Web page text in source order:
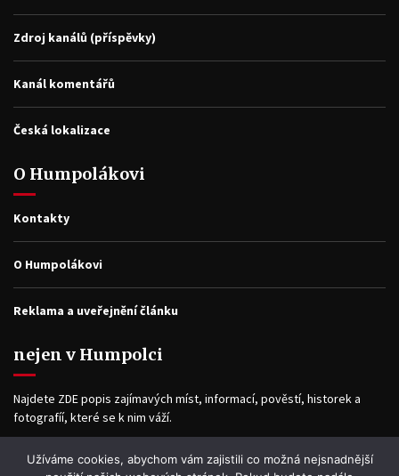
Zdroj kanálů (příspěvky)
Kanál komentářů
Česká lokalizace
O Humpolákovi
Kontakty
O Humpolákovi
Reklama a uveřejnění článku
nejen v Humpolci
Najdete ZDE popis zajímavých míst, informací, pověstí, historek a
fotografíí, které se k nim váží.
Užíváme cookies, abychom vám zajistili co možná nejsnadnější